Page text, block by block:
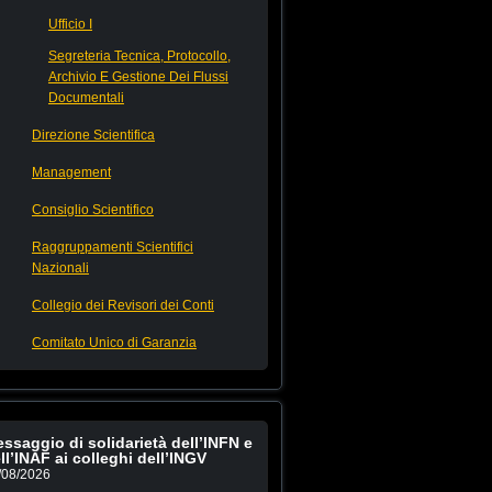
Ufficio I
Segreteria Tecnica, Protocollo,
Archivio E Gestione Dei Flussi
Documentali
Direzione Scientifica
Management
Consiglio Scientifico
Raggruppamenti Scientifici
Nazionali
Collegio dei Revisori dei Conti
Comitato Unico di Garanzia
di solidarietà dell’INFN e
ai colleghi dell’INGV
2026